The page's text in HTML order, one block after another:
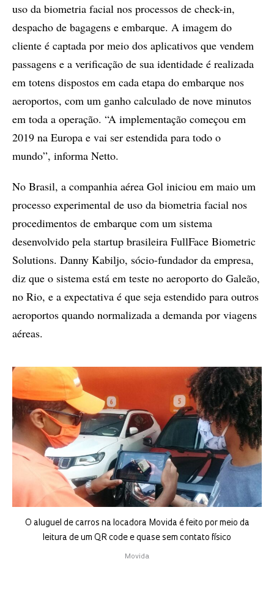
uso da biometria facial nos processos de check-in,
despacho de bagagens e embarque. A imagem do
cliente é captada por meio dos aplicativos que vendem
passagens e a verificação de sua identidade é realizada
em totens dispostos em cada etapa do embarque nos
aeroportos, com um ganho calculado de nove minutos
em toda a operação. “A implementação começou em
2019 na Europa e vai ser estendida para todo o
mundo”, informa Netto.
No Brasil, a companhia aérea Gol iniciou em maio um
processo experimental de uso da biometria facial nos
procedimentos de embarque com um sistema
desenvolvido pela startup brasileira FullFace Biometric
Solutions. Danny Kabiljo, sócio-fundador da empresa,
diz que o sistema está em teste no aeroporto do Galeão,
no Rio, e a expectativa é que seja estendido para outros
aeroportos quando normalizada a demanda por viagens
aéreas.
O aluguel de carros na locadora Movida é feito por meio da
leitura de um QR code e quase sem contato físico
Movida